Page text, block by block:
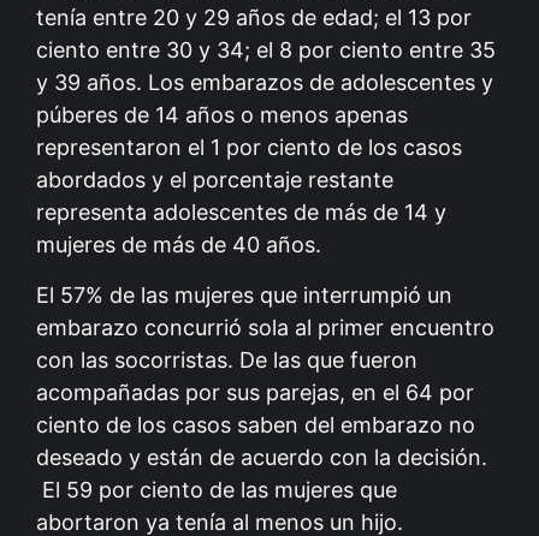
tenía entre 20 y 29 años de edad; el 13 por
ciento entre 30 y 34; el 8 por ciento entre 35
y 39 años. Los embarazos de adolescentes y
púberes de 14 años o menos apenas
representaron el 1 por ciento de los casos
abordados y el porcentaje restante
representa adolescentes de más de 14 y
mujeres de más de 40 años.
El 57% de las mujeres que interrumpió un
embarazo concurrió sola al primer encuentro
con las socorristas. De las que fueron
acompañadas por sus parejas, en el 64 por
ciento de los casos saben del embarazo no
deseado y están de acuerdo con la decisión.
El 59 por ciento de las mujeres que
abortaron ya tenía al menos un hijo.